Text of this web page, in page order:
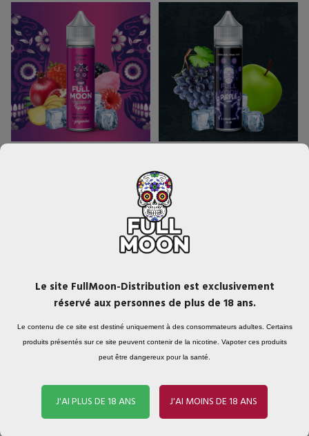
Le site FullMoon-Distribution est exclusivement
réservé aux personnes de plus de 18 ans.
Le contenu de ce site est destiné uniquement à des consommateurs adultes. Certains
produits présentés sur ce site peuvent contenir de la nicotine. Vapoter ces produits
peut être dangereux pour la santé.
J'AI PLUS DE 18 ANS J'AI MOINS DE 18 ANS
Full Moon - Red 50ml
Ananas, mangue, fruits
rouges + frâicheur.
Full Moon - Silver 50ml
Poire, cactus, fruit du dragon
+ frâicheur.